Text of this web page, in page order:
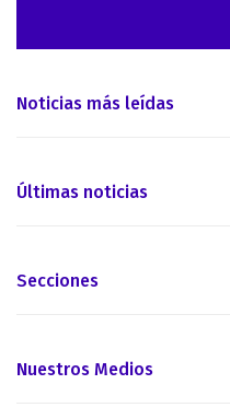
Noticias más leídas
Últimas noticias
Secciones
Nuestros Medios